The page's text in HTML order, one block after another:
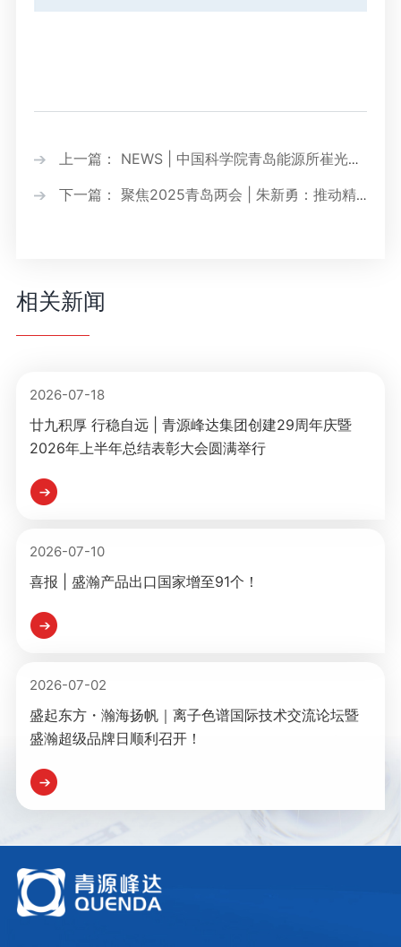
上一篇： NEWS | 中国科学院青岛能源所崔光磊
一行到访青源峰达太赫兹科技
下一篇： 聚焦2025青岛两会 | 朱新勇：推动精
相关新闻
2026-07-18
廿九积厚 行稳自远 | 青源峰达集团创建29周年庆暨
2026年上半年总结表彰大会圆满举行
2026-07-10
喜报 | 盛瀚产品出口国家增至91个！
2026-07-02
盛起东方・瀚海扬帆｜离子色谱国际技术交流论坛暨
盛瀚超级品牌日顺利召开！